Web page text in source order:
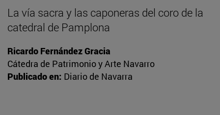
La vía sacra y las caponeras del coro de la
catedral de Pamplona
Ricardo Fernández Gracia
Cátedra de Patrimonio y Arte Navarro
Publicado en: Diario de Navarra